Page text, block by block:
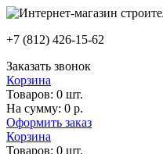
+7 (812) 426-15-62
Заказать звонок
Корзина
Товаров: 0 шт.
На сумму: 0 р.
Оформить заказ
Корзина
Товаров: 0 шт.